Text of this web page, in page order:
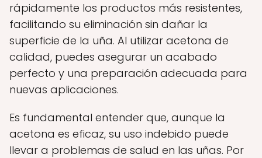
rápidamente los productos más resistentes,
facilitando su eliminación sin dañar la
superficie de la uña. Al utilizar acetona de
calidad, puedes asegurar un acabado
perfecto y una preparación adecuada para
nuevas aplicaciones.
Es fundamental entender que, aunque la
acetona es eficaz, su uso indebido puede
llevar a problemas de salud en las uñas. Por